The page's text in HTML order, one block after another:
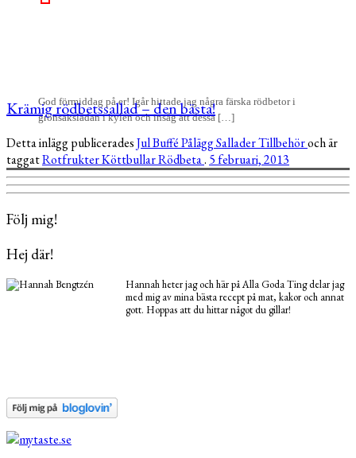
God förmiddag på er! Igår hittade jag några färska rödbetor i
grönsakslådan i kylen och insåg att dessa […]
Krämig rödbetssallad – den bästa!
Detta inlägg publiceradesJulBufféPåläggSalladerTillbehöroch är
taggatRotfrukterKöttbullarRödbeta. 5 februari, 2013
Följ mig!
Hej där!
Hannah heter jag och här på Alla Goda Ting delar jag
med mig av mina bästa recept på mat, kakor och annat
gott. Hoppas att du hittar något du gillar!